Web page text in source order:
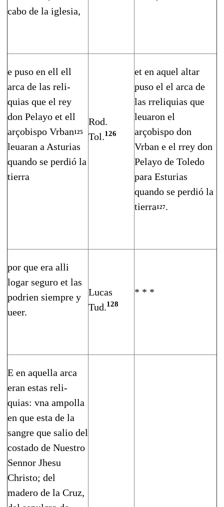
cabo de la iglesia,
e puso en ell ell
arca de las reli­
quias que el rey
don Pelayo et ell
arçobispo Vrban125
leuaran a Astu­rias
quando se perdió la
tierra
Rod.
Tol.126
et en aquel altar
puso el el arca de
las rreliquias que
leuaron el
arçobispo don
Vrban e el rrey don
Pelayo de Toledo
para Esturias
quando se perdió la
tierra127.
por que era alli
logar seguro et las
podrien siempre y
ueer.
Lucas
Tud.128
* * *
E en aquella arca
eran estas reli­
quias: vna ampolla
en que esta de la
sangre que salio del
costado de Nuestro
Sennor Jhesu
Christo; del
madero de la Cruz,